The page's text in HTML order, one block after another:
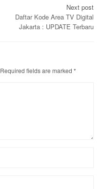
Next post
Daftar Kode Area TV Digital
Jakarta : UPDATE Terbaru
Required fields are marked *